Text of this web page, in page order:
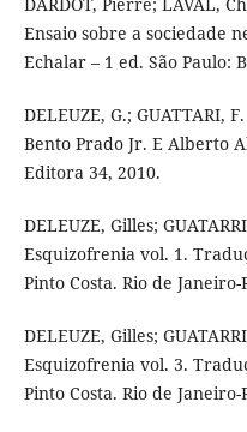
Ensaio sobre a sociedade
Echalar – 1 ed. São Paulo:
DELEUZE, G.; GUATTARI,
Bento Prado Jr. E Alberto
Editora 34, 2010.
DELEUZE, Gilles;
Esquizofrenia vol. 1.
Pinto Costa. Rio de
DELEUZE, Gilles;
Esquizofrenia vol. 3.
Pinto Costa. Rio de